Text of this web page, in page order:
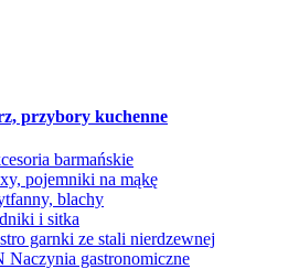
przybory kuchenne
barmańskie
pojemniki na mąkę
blachy
i sitka
garnki ze stali nierdzewnej
Naczynia gastronomiczne